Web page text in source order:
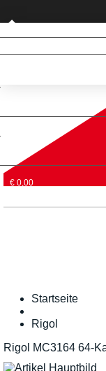
Privatkunde (nur DE)
€ 0,00
Startseite
Rigol
Rigol MC3164 64-